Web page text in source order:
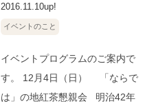
2016.11.10up!
イベントのこと
イベントプログラムのご案内で
す。 12月4日（日） 「ならで
は」の地紅茶懇親会 明治42年